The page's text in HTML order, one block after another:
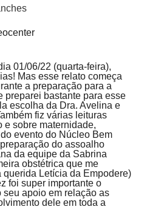
01/06/22 (quarta-feira),
Mas esse relato começa
a preparação para a
preparei bastante para esse
escolha da Dra. Avelina e
fiz várias leituras
e sobre maternidade,
evento do Núcleo Bem
do assoalho
da equipe da Sabrina
obstétrica que me
Letícia da Empodere)
foi super importante o
apoio em relação as
dele em toda a